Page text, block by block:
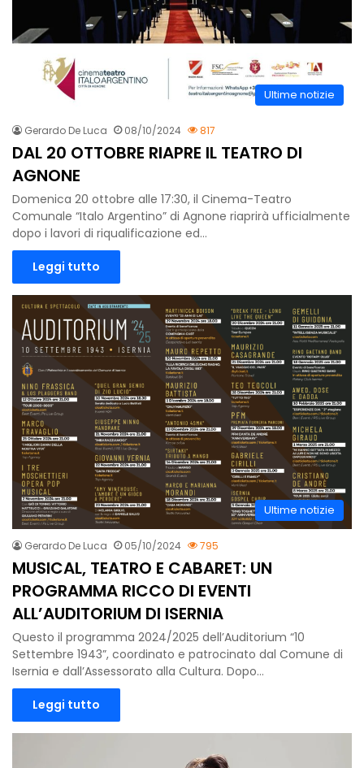
Ultime notizie
Gerardo De Luca 08/10/2024 817
DAL 20 OTTOBRE RIAPRE IL TEATRO DI
AGNONE
Domenica 20 ottobre alle 17:30, il Cinema-Teatro
Comunale “Italo Argentino” di Agnone riaprirà ufficialmente
dopo i lavori di riqualificazione ed…
Leggi tutto
Ultime notizie
Gerardo De Luca 05/10/2024 795
MUSICAL, TEATRO E CABARET: UN
PROGRAMMA RICCO DI EVENTI
ALL’AUDITORIUM DI ISERNIA
Questo il programma 2024/2025 dell’Auditorium “10
Settembre 1943”, coordinato e patrocinato dal Comune di
Isernia e dall’Assessorato alla Cultura. Dopo…
Leggi tutto